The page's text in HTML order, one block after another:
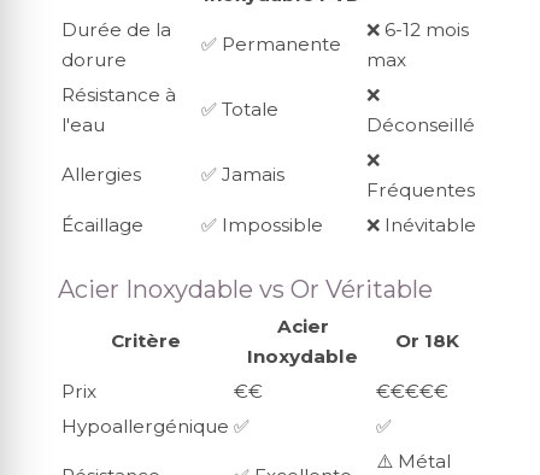
Durée de la
dorure
✅ Permanente
❌ 6-12 mois
max
Résistance à
l'eau
✅ Totale
❌
Déconseillé
Allergies ✅ Jamais
❌
Fréquentes
Écaillage
✅ Impossible ❌ Inévitable
Acier Inoxydable vs Or Véritable
Critère
Acier
Inoxydable
Or 18K
Prix €€
€€€€€
Hypoallergénique ✅ ✅
⚠️ Métal